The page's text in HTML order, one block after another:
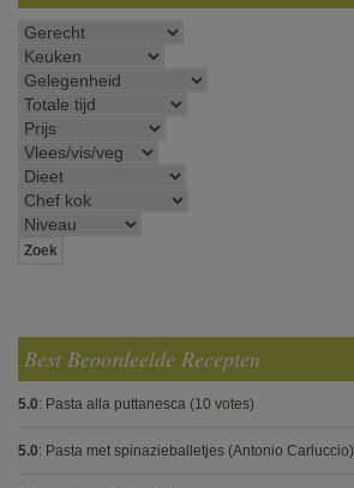
Best Beoordeelde Recepten
5.0: Pasta alla puttanesca (10 votes)
5.0: Pasta met spinazieballetjes (Antonio Carluccio)